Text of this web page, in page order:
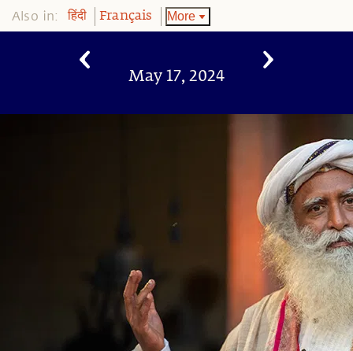
Also in: हिंदी Français More
May 17, 2024